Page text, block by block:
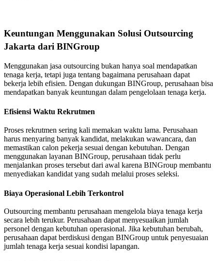
Keuntungan Menggunakan Solusi Outsourcing
Jakarta dari BINGroup
Menggunakan jasa outsourcing bukan hanya soal mendapatkan
tenaga kerja, tetapi juga tentang bagaimana perusahaan dapat
bekerja lebih efisien. Dengan dukungan BINGroup, perusahaan bisa
mendapatkan banyak keuntungan dalam pengelolaan tenaga kerja.
Efisiensi Waktu Rekrutmen
Proses rekrutmen sering kali memakan waktu lama. Perusahaan
harus menyaring banyak kandidat, melakukan wawancara, dan
memastikan calon pekerja sesuai dengan kebutuhan. Dengan
menggunakan layanan BINGroup, perusahaan tidak perlu
menjalankan proses tersebut dari awal karena BINGroup membantu
menyediakan kandidat yang sudah melalui proses seleksi.
Biaya Operasional Lebih Terkontrol
Outsourcing membantu perusahaan mengelola biaya tenaga kerja
secara lebih terukur. Perusahaan dapat menyesuaikan jumlah
personel dengan kebutuhan operasional. Jika kebutuhan berubah,
perusahaan dapat berdiskusi dengan BINGroup untuk penyesuaian
jumlah tenaga kerja sesuai kondisi lapangan.